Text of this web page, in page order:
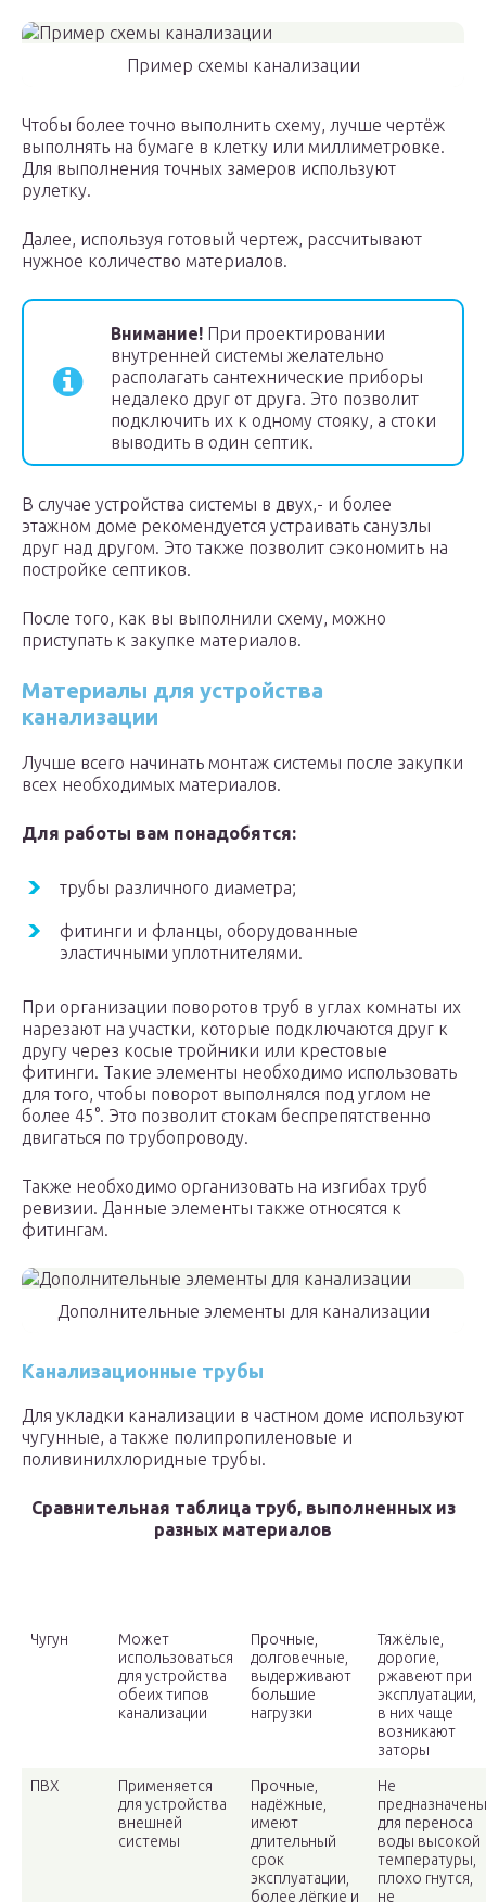
Пример схемы канализации
Чтобы более точно выполнить схему, лучше чертёж
выполнять на бумаге в клетку или миллиметровке.
Для выполнения точных замеров используют
рулетку.
Далее, используя готовый чертеж, рассчитывают
нужное количество материалов.
Внимание! При проектировании
внутренней системы желательно
располагать сантехнические приборы
недалеко друг от друга. Это позволит
подключить их к одному стояку, а стоки
выводить в один септик.
В случае устройства системы в двух,- и более
этажном доме рекомендуется устраивать санузлы
друг над другом. Это также позволит сэкономить на
постройке септиков.
После того, как вы выполнили схему, можно
приступать к закупке материалов.
Материалы для устройства
канализации
Лучше всего начинать монтаж системы после закупки
всех необходимых материалов.
Для работы вам понадобятся:
трубы различного диаметра;
фитинги и фланцы, оборудованные
эластичными уплотнителями.
При организации поворотов труб в углах комнаты их
нарезают на участки, которые подключаются друг к
другу через косые тройники или крестовые
фитинги. Такие элементы необходимо использовать
для того, чтобы поворот выполнялся под углом не
более 45°. Это позволит стокам беспрепятственно
двигаться по трубопроводу.
Также необходимо организовать на изгибах труб
ревизии. Данные элементы также относятся к
фитингам.
Дополнительные элементы для канализации
Канализационные трубы
Для укладки канализации в частном доме используют
чугунные, а также полипропиленовые и
поливинилхлоридные трубы.
Сравнительная таблица труб, выполненных из
разных материалов
Чугун
Может
использоваться
для устройства
обеих типов
канализации
Прочные,
долговечные,
выдерживают
большие
нагрузки
Тяжёлые,
дорогие,
ржавеют при
эксплуатации,
в них чаще
возникают
заторы
ПВХ
Применяется
для устройства
внешней
системы
Прочные,
надёжные,
имеют
длительный
срок
эксплуатации,
более лёгкие и
Не
предназначены
для переноса
воды высокой
температуры,
плохо гнутся,
не